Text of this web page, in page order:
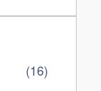
(16)